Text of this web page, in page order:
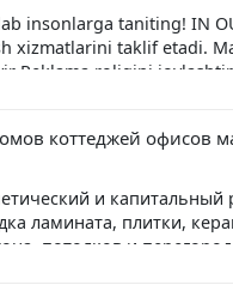
insonlarga taniting! IN
xizmatlarini taklif etadi.
Reklama roligini
auditoriyaga
hamkori!
коттеджей офисов
и
ламината, плитки,
потолков и
выполнение